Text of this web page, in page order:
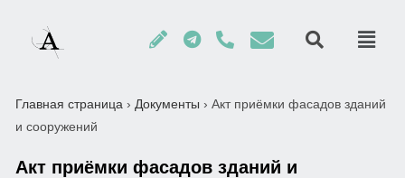
Главная страница › Документы › Акт приёмки фасадов зданий
и сооружений
Акт приёмки фасадов зданий и